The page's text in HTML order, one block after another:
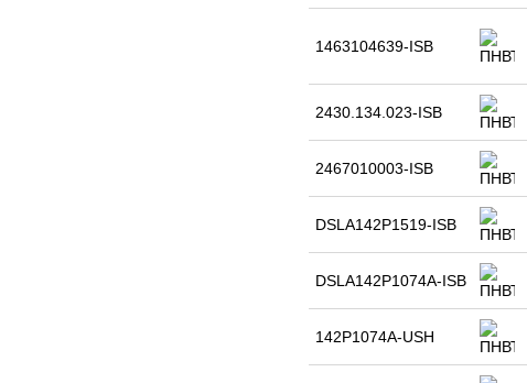
1463104639-ISB
2430.134.023-ISB
2467010003-ISB
DSLA142P1519-ISB
DSLA142P1074A-ISB
142P1074A-USH